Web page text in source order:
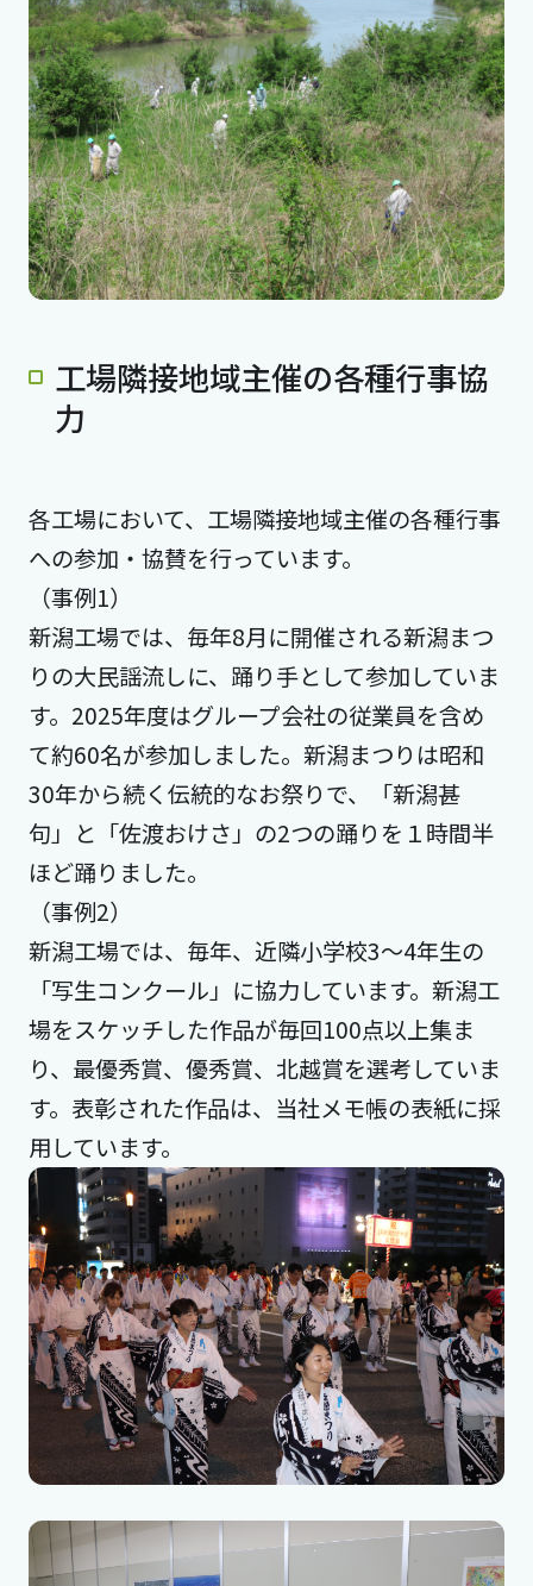
工場隣接地域主催の各種行事協
力
各工場において、工場隣接地域主催の各種行事
への参加・協賛を行っています。
（事例1）
新潟工場では、毎年8月に開催される新潟まつ
りの大民謡流しに、踊り手として参加していま
す。2025年度はグループ会社の従業員を含め
て約60名が参加しました。新潟まつりは昭和
30年から続く伝統的なお祭りで、「新潟甚
句」と「佐渡おけさ」の2つの踊りを１時間半
ほど踊りました。
（事例2）
新潟工場では、毎年、近隣小学校3～4年生の
「写生コンクール」に協力しています。新潟工
場をスケッチした作品が毎回100点以上集ま
り、最優秀賞、優秀賞、北越賞を選考していま
す。表彰された作品は、当社メモ帳の表紙に採
用しています。